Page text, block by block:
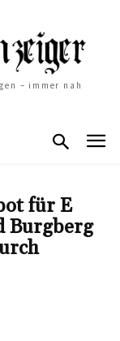
– immer nah
für E
Burgberg